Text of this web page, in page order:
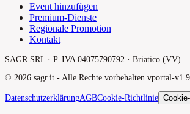
Event hinzufügen
Premium-Dienste
Regionale Promotion
Kontakt
SAGR SRL · P. IVA 04075790792 · Briatico (VV)
© 2026 sagr.it - Alle Rechte vorbehalten. vportal-
DatenschutzerklärungAGBCookie-Richtlinie